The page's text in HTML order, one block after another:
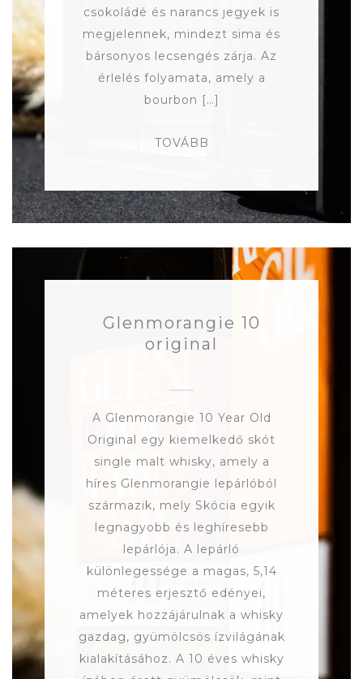
csokoládé és narancs jegyek is
megjelennek, mindezt sima és
bársonyos lecsengés zárja. Az
érlelés folyamata, amely a
bourbon […]
TOVÁBB
Glenmorangie 10
original
A Glenmorangie 10 Year Old
Original egy kiemelkedő skót
single malt whisky, amely a
híres Glenmorangie lepárlóból
származik, mely Skócia egyik
legnagyobb és leghíresebb
lepárlója. A lepárló
különlegessége a magas, 5,14
méteres erjesztő edényei,
amelyek hozzájárulnak a whisky
gazdag, gyümölcsös ízvilágának
kialakításához. A 10 éves whisky